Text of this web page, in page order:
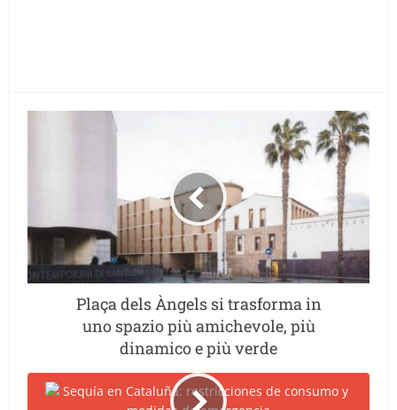
Plaça dels Àngels si trasforma in
uno spazio più amichevole, più
dinamico e più verde